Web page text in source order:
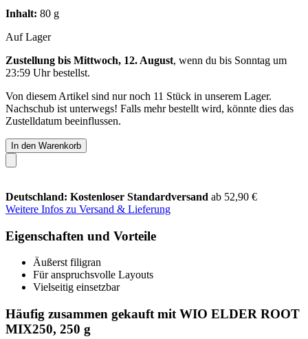
Inhalt: 80 g
Auf Lager
Zustellung bis Mittwoch, 12. August, wenn du bis Sonntag um
23:59 Uhrbestellst.
Von diesem Artikel sind nur noch 11 Stück in unserem Lager.
Nachschub ist unterwegs! Falls mehr bestellt wird, könnte dies das
Zustelldatum beeinflussen.
In den Warenkorb
Deutschland: Kostenloser Standardversand ab 52,90 €
Weitere Infos zu Versand & Lieferung
Eigenschaften und Vorteile
Äußerst filigran
Für anspruchsvolle Layouts
Vielseitig einsetzbar
Häufig zusammen gekauft mit WIO ELDER ROOT
MIX250, 250 g